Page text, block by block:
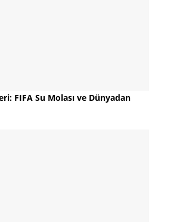
FIFA Su Molası ve Dünyadan